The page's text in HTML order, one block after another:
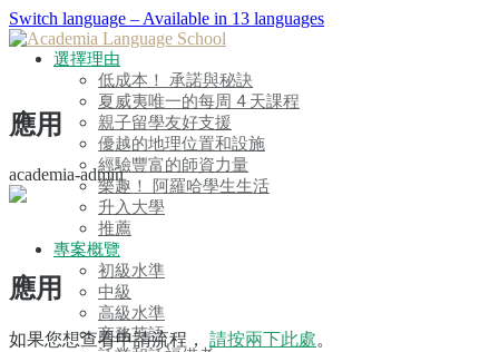
Switch language – Available in 13 languages
選擇理由
低成本！ 承諾與秘訣
夏威夷唯一的每周 4 天課程
親子留學友好支援
優越的地理位置和設施
經驗豐富的師資力量
樂趣！ 阿羅哈學生生活
升入大學
推薦
專案概覽
初級水準
中級
高級水準
商務英語
應用
academia-admin
應用
如果您想查看申請流程， 請按兩下此處。